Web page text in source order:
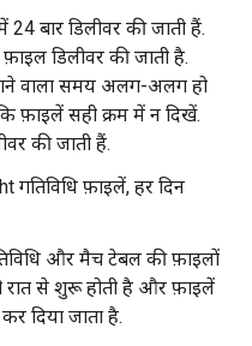
बार डिलीवर की जाती हैं.
डिलीवर की जाती है.
वाला समय अलग-अलग हो
फ़ाइलें सही क्रम में न दिखें.
की जाती हैं.
फ़ाइलें, हर दिन
और मैच टेबल की फ़ाइलों
रात से शुरू होती है और फ़ाइलें
दिया जाता है.